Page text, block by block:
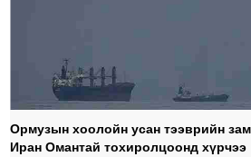
Ормузын хоолойн усан тээврийн
Иран Омантай тохиролцоонд хүрчээ